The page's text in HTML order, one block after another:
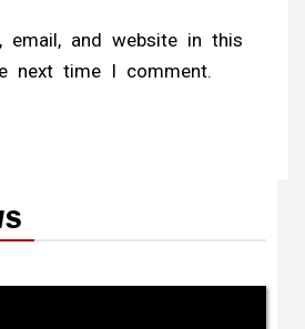
email, and website in this
next time I comment.